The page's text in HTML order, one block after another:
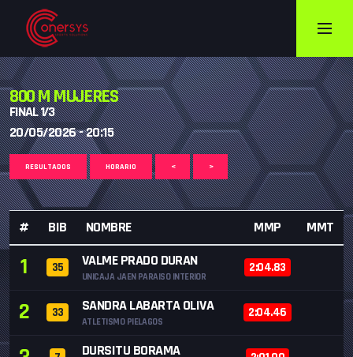
800 M MUJERES
FINAL 1/3
20/05/2026 - 20:15
RESULTADOS HORARIO < >
# BIB NOMBRE MMP MMT
1 35 VALME PRADO DURAN
UNICAJA JAEN PARAISO INTERIOR
2:04.83
2 33 SANDRA LABARTA OLIVA
ATLETISMO PIELAGOS
2:04.46
DURSITU BORAMA